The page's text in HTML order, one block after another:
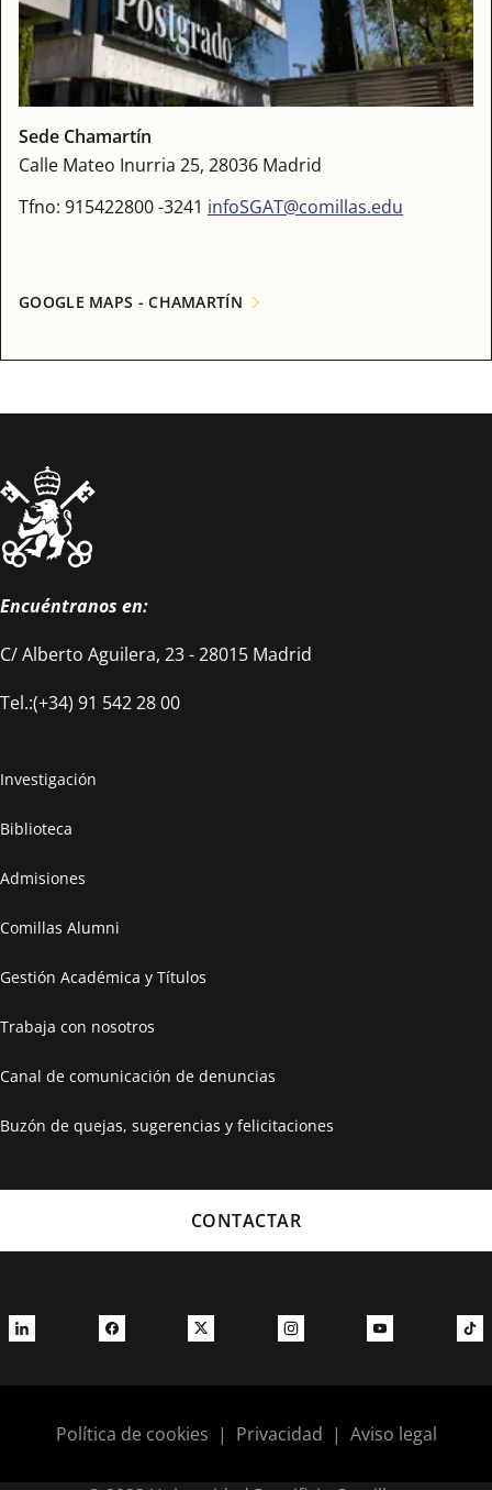
Sede Chamartín
Calle Mateo Inurria 25, 28036 Madrid
Tfno: 915422800 -3241 infoSGAT@comillas.edu
GOOGLE MAPS - CHAMARTÍN
Encuéntranos en:
C/ Alberto Aguilera, 23 - 28015 Madrid
Tel.:(+34) 91 542 28 00
Investigación
Biblioteca
Admisiones
Comillas Alumni
Gestión Académica y Títulos
Trabaja con nosotros
Canal de comunicación de denuncias
Buzón de quejas, sugerencias y felicitaciones
CONTACTAR
Política de cookies | Privacidad | Aviso legal